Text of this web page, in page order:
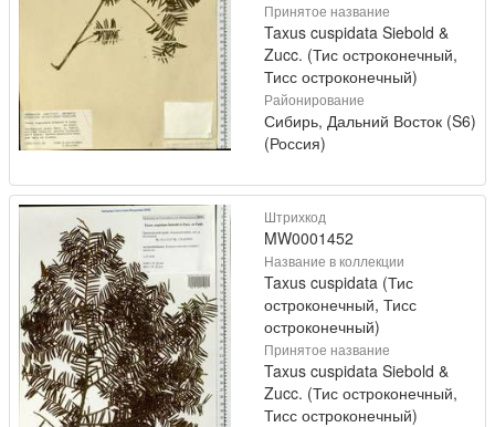
Принятое название
Taxus cuspidata Siebold &
Zucc. (Тис остроконечный,
Тисс остроконечный)
Районирование
Сибирь, Дальний Восток (S6)
(Россия)
Штрихкод
MW0001452
Название в коллекции
Taxus cuspidata (Тис
остроконечный, Тисс
остроконечный)
Принятое название
Taxus cuspidata Siebold &
Zucc. (Тис остроконечный,
Тисс остроконечный)